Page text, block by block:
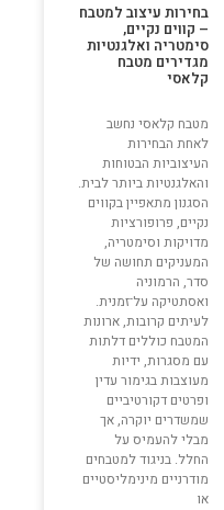
בחירות עיצוב למטבח
– קווים נקיים,
סימטריה ואלגנטיות
מגדירים מטבח
קלאסי
מטבח קלאסי נחשב
לאחת הבחירות
העיצוביות הבטוחות
והאלגנטיות ביותר לבית.
הסגנון מתאפיין בקווים
נקיים, פרופורציות
מדויקות וסימטריה,
המעניקים תחושה של
סדר, הרמוניה
ואסתטיקה על־זמנית.
לעיתים קרובות, ארונות
המטבח כוללים דלתות
עם מסגרות, ידיות
מעוצבות בגימור עדין
ופרטים דקורטיביים
שמשדרים יוקרה, אך
מבלי להעמיס על
החלל. בניגוד למטבחים
מודרניים מינימליסטיים
או